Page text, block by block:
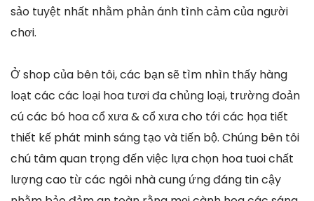
sảo tuyệt nhất nhằm phản ánh tình cảm của người
chơi.
Ở shop của bên tôi, các bạn sẽ tìm nhìn thấy hàng
loạt các các loại hoa tươi đa chủng loại, trường đoản
cú các bó hoa cổ xưa & cổ xưa cho tới các họa tiết
thiết kế phát minh sáng tạo và tiến bộ. Chúng bên tôi
chú tâm quan trọng đến việc lựa chọn hoa tuoi chất
lượng cao từ các ngôi nhà cung ứng đáng tin cậy